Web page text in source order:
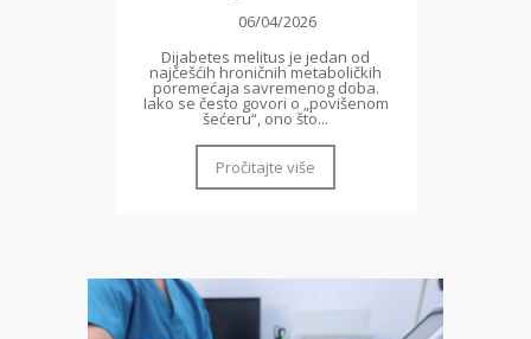
06/04/2026
Dijabetes melitus je jedan od
najčešćih hroničnih metaboličkih
poremećaja savremenog doba.
Iako se često govori o „povišenom
šećeru“, ono što...
Pročitajte više